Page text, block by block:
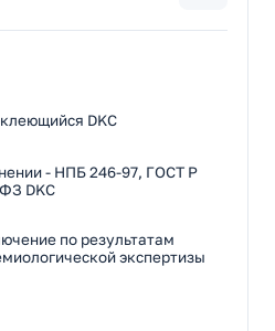
DKC
- НПБ 246-97, ГОСТ Р
DKC
по результатам
экспертизы